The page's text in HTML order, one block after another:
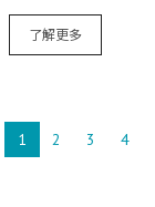
了解更多
1 2 3 4